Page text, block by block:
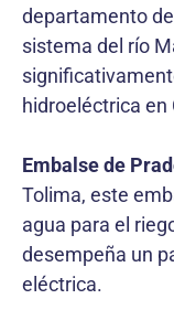
departamento
sistema del río
hidroeléctrica en
Embalse de
Tolima, este
agua para el
desempeña un
eléctrica.